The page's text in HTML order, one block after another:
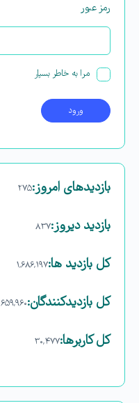
رمز عبور
مرا به خاطر بسپار
بازدیدهای امروز:۲۷۵
بازدید دیروز:۸۳۷
کل بازدید ها:۱,۶۸۶,۱۹۷
کل بازدیدکنند‌گان:۶۵۹,۹۶۰
کل کاربرها:۳۰,۴۷۷